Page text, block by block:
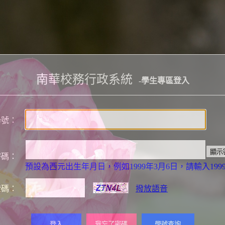
南華校務行政系統 -學生專區登入
：
：
預設為西元出生年月日，例如1999年3月6日，請輸入
： 撥放語音